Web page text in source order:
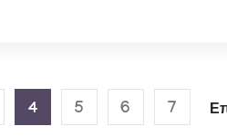
4 5 6 7